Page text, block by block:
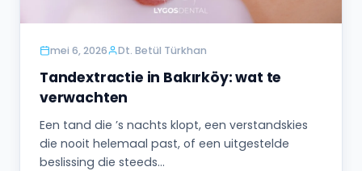
mei 6, 2026 Dt. Betül Türkhan
Tandextractie in Bakırköy: wat te
verwachten
Een tand die ’s nachts klopt, een verstandskies
die nooit helemaal past, of een uitgestelde
beslissing die steeds…